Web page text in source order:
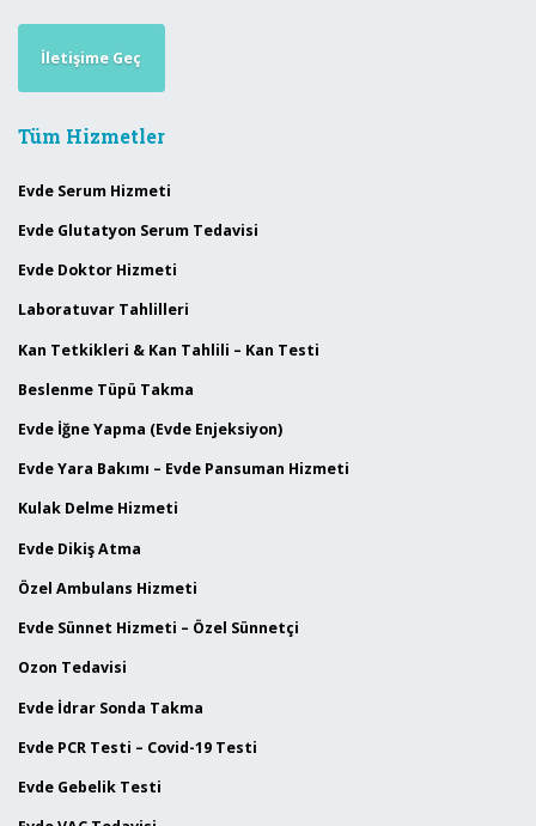
İletişime Geç
Tüm Hizmetler
Evde Serum Hizmeti
Evde Glutatyon Serum Tedavisi
Evde Doktor Hizmeti
Laboratuvar Tahlilleri
Kan Tetkikleri & Kan Tahlili – Kan Testi
Beslenme Tüpü Takma
Evde İğne Yapma (Evde Enjeksiyon)
Evde Yara Bakımı – Evde Pansuman Hizmeti
Kulak Delme Hizmeti
Evde Dikiş Atma
Özel Ambulans Hizmeti
Evde Sünnet Hizmeti – Özel Sünnetçi
Ozon Tedavisi
Evde İdrar Sonda Takma
Evde PCR Testi – Covid-19 Testi
Evde Gebelik Testi